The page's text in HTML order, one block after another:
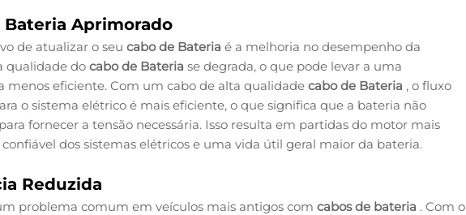
Aprimorado
de atualizar o seu cabo de Bateria é a melhoria no desempenho da
qualidade do cabo de Bateria se degrada, o que pode levar a uma
menos eficiente. Com um cabo de alta qualidade cabo de Bateria , o fluxo
o sistema elétrico é mais eficiente, o que significa que a bateria não
fornecer a tensão necessária. Isso resulta em partidas do motor mais
confiável dos sistemas elétricos e uma vida útil geral maior da bateria.
Reduzida
problema comum em veículos mais antigos com cabos de bateria . Com o